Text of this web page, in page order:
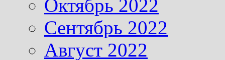
Октябрь 2022
Сентябрь 2022
Август 2022